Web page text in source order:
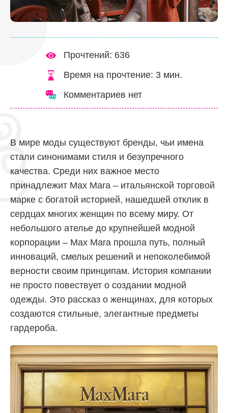
Прочтений: 636
Время на прочтение: 3 мин.
Комментариев нет
В мире моды существуют бренды, чьи имена
стали синонимами стиля и безупречного
качества. Среди них важное место
принадлежит Max Mara – итальянской торговой
марке с богатой историей, нашедшей отклик в
сердцах многих женщин по всему миру. От
небольшого ателье до крупнейшей модной
корпорации – Max Mara прошла путь, полный
инноваций, смелых решений и непоколебимой
верности своим принципам. История компании
не просто повествует о создании модной
одежды. Это рассказ о женщинах, для которых
создаются стильные, элегантные предметы
гардероба.